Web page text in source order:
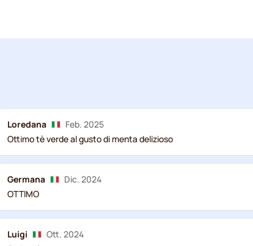
Loredana
Feb. 2025
Ottimo tè verde al gusto di menta delizioso
Germana
Dic. 2024
OTTIMO
Luigi
Ott. 2024